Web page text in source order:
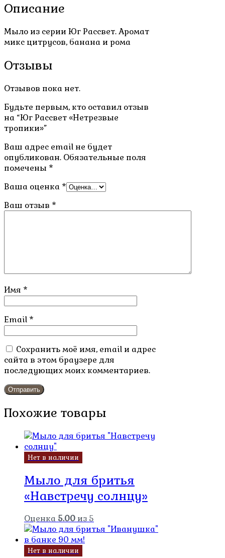
Описание
Мыло из серии Юг Рассвет. Аромат
микс цитрусов, банана и рома
Отзывы
Отзывов пока нет.
Будьте первым, кто оставил отзыв
на “Юг Рассвет «Нетрезвые
тропики»”
Ваш адрес email не будет
опубликован. Обязательные поля
помечены *
Ваша оценка *
Ваш отзыв *
Имя *
Email *
Сохранить моё имя, email и адрес
сайта в этом браузере для
последующих моих комментариев.
Похожие товары
Нет в наличии
Мыло для бритья
«Навстречу солнцу»
Оценка 5.00 из 5
Нет в наличии